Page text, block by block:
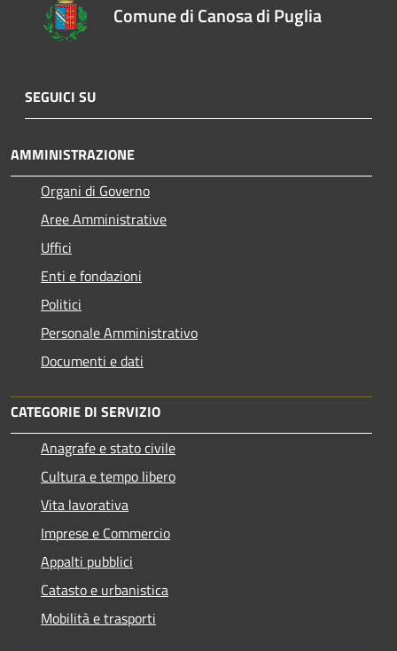
Comune di Canosa di Puglia
SEGUICI SU
AMMINISTRAZIONE
Organi di Governo
Aree Amministrative
Uffici
Enti e fondazioni
Politici
Personale Amministrativo
Documenti e dati
CATEGORIE DI SERVIZIO
Anagrafe e stato civile
Cultura e tempo libero
Vita lavorativa
Imprese e Commercio
Appalti pubblici
Catasto e urbanistica
Mobilità e trasporti